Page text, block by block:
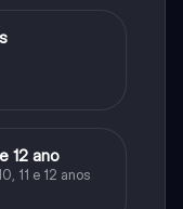
12 ano
11 e 12 anos